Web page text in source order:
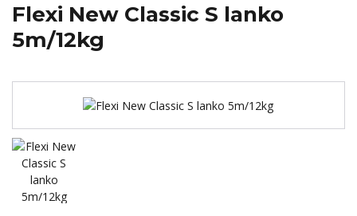
Flexi New Classic S lanko
5m/12kg